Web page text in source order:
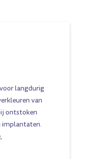
langdurig
van
ontstoken
implantaten.